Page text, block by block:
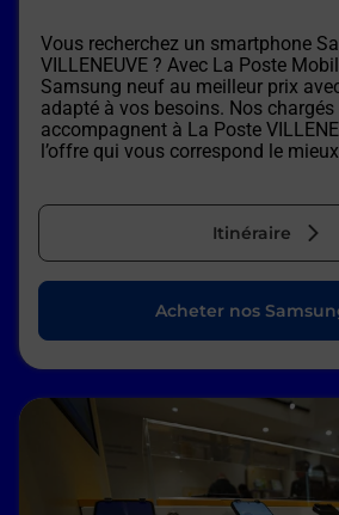
Vous recherchez un smartphone
VILLENEUVE ? Avec La Poste
Samsung neuf au meilleur prix
adapté à vos besoins. Nos
accompagnent à La Poste
l’offre qui vous correspond le
Itinéraire
Acheter nos